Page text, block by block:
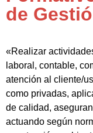
de
«Realizar
laboral, contable,
atención al cliente/
como privadas,
de calidad,
actuando según